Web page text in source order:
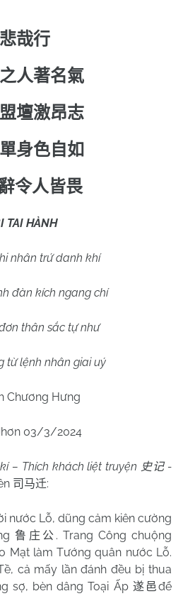
悲哉行
人著名氣
壇激昂志
身色自如
令人皆畏
TAI HÀNH
nhân trứ danh khí
đàn kích ngang chí
thân sắc tự như
từ lệnh nhân giai uý
Chương Hưng
03/3/2024
– Thích khách liệt truyện 史记 -
司马迁:
nước Lỗ, dũng cảm kiên cường
鲁庄公 . Trang Công chuộng
Mạt làm Tướng quân nước Lỗ.
cả mấy lần đánh đều bị thua
sợ, bèn dâng Toại Ấp 遂邑để